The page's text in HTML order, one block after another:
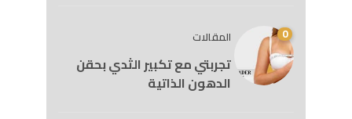
0 المقالات
تجربتي مع تكبير الثدي بحقن
الدهون الذاتية